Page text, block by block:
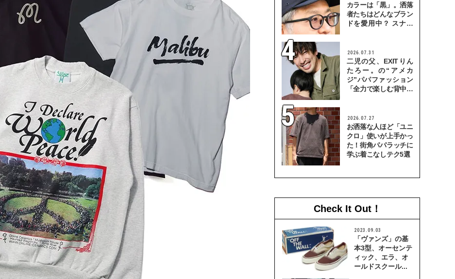
カラーは「黒」。洒落
者たちはどんなブラン
ドを愛用中？ スナッ
2026.07.31
二児の父、EXITりん
たろー。の“アメカ
ジ”パパファッション
「全力で楽しむ背中を
2026.07.27
お洒落な人ほど「ユニ
クロ」使いが上手かっ
た！街角パパラッチに
学ぶ着こなしテク5選
Check It Out！
2023.09.03
「ヴァンズ」の基
本3型、オーセンテ
ィック、エラ、オ
ールドスクール...